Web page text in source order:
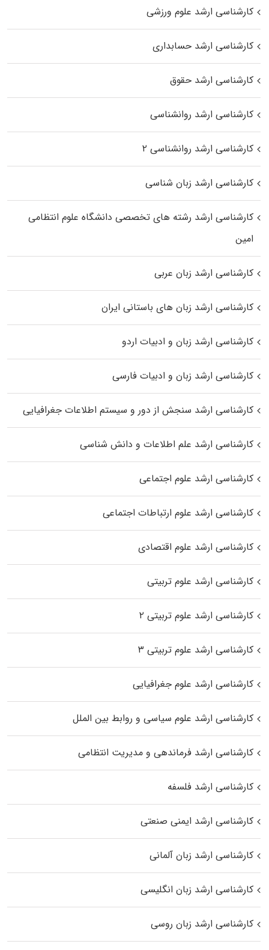
کارشناسی ارشد علوم ورزشی
کارشناسی ارشد حسابداری
کارشناسی ارشد حقوق
کارشناسی ارشد روانشناسی
کارشناسی ارشد روانشناسی ۲
کارشناسی ارشد زبان شناسی
کارشناسی ارشد رﺷﺘﻪ ﻫﺎی تخصصی داﻧﺸﮕﺎه ﻋﻠﻮم انتظامی
اﻣﻴﻦ
کارشناسی ارشد زبان عربی
کارشناسی ارشد زبان‌ های باستانی ایران
کارشناسی ارشد زبان و ادبیات اردو
کارشناسی ارشد زبان و ادبیات فارسی
کارشناسی ارشد سنجش از دور و سیستم اطلاعات جغرافیایی
کارشناسی ارشد علم اطلاعات و دانش شناسی
کارشناسی ارشد علوم اجتماعی
کارشناسی ارشد علوم ارتباطات اجتماعی
کارشناسی ارشد علوم اقتصادی
کارشناسی ارشد علوم تربیتی
کارشناسی ارشد علوم تربیتی ۲
کارشناسی ارشد علوم تربیتی ۳
کارشناسی ارشد علوم جغرافیایی
کارشناسی ارشد علوم سیاسی و روابط بین الملل
کارشناسی ارشد فرماندهی و مدیریت انتظامی
کارشناسی ارشد فلسفه
کارشناسی ارشد ایمنی صنعتی
کارشناسی ارشد زبان آلمانی
کارشناسی ارشد زبان انگلیسی
کارشناسی ارشد زبان روسی